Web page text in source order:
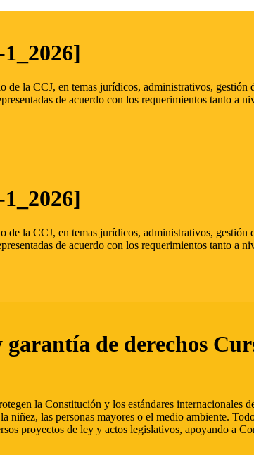
la CCJ, en temas jurídicos, administrativos,
de acuerdo con los requerimientos tanto a
la CCJ, en temas jurídicos, administrativos,
de acuerdo con los requerimientos tanto a
de derechos
la Constitución y los estándares internacionales
las personas mayores o el medio ambiente.
proyectos de ley y actos legislativos, apoyando a